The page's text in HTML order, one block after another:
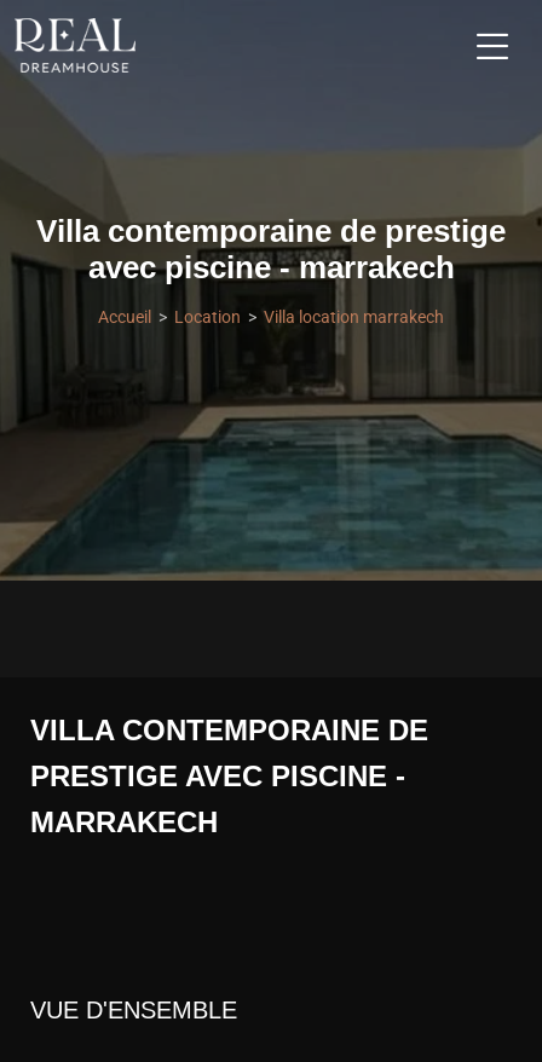
Villa contemporaine de prestige
avec piscine - marrakech
Accueil Location Villa location marrakech
VILLA CONTEMPORAINE DE
PRESTIGE AVEC PISCINE -
MARRAKECH
VUE D'ENSEMBLE